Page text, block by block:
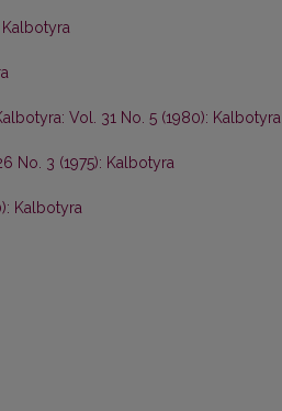
Kalbotyra
Vol. 31 No. 5 (1980): Kalbotyra
No. 3 (1975): Kalbotyra
Kalbotyra